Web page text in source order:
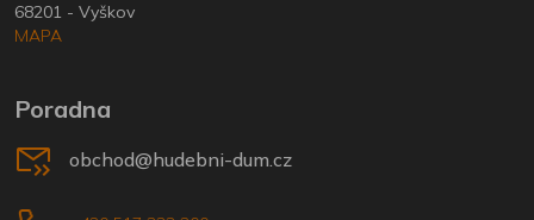
68201 - Vyškov
MAPA
Poradna
obchod@hudebni-dum.cz